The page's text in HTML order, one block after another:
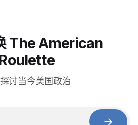
The American
Roulette
讨当今美国政治